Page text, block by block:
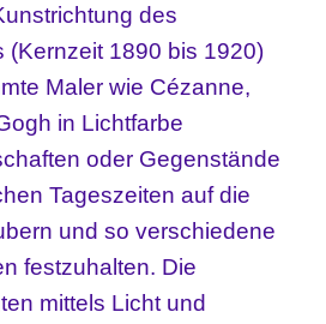
des
(Kernzeit 1890 bis 1920)
Maler wie Cézanne,
in Lichtfarbe
oder Gegenstände
Tageszeiten auf die
und so verschiedene
festzuhalten. Die
mittels Licht und